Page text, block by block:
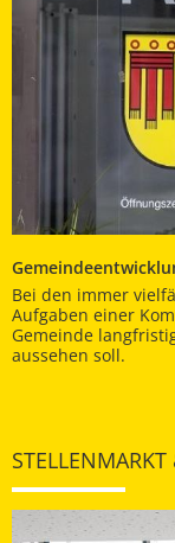
Bei den immer
Aufgaben einer
Gemeinde
aussehen soll.